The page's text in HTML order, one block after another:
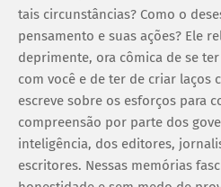
tais circunstâncias? Como o
pensamento e suas ações? Ele
deprimente, ora cômica de se
com você e de ter de criar laços
escreve sobre os esforços para
compreensão por parte dos
inteligência, dos editores,
escritores. Nessas memórias